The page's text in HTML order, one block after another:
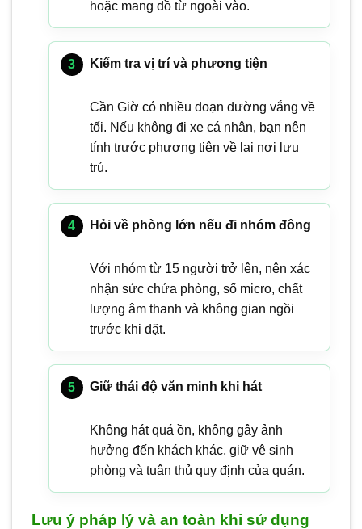
hoặc mang đồ từ ngoài vào.
Kiểm tra vị trí và phương tiện
Cần Giờ có nhiều đoạn đường vắng về
tối. Nếu không đi xe cá nhân, bạn nên
tính trước phương tiện về lại nơi lưu
trú.
Hỏi về phòng lớn nếu đi nhóm đông
Với nhóm từ 15 người trở lên, nên xác
nhận sức chứa phòng, số micro, chất
lượng âm thanh và không gian ngồi
trước khi đặt.
Giữ thái độ văn minh khi hát
Không hát quá ồn, không gây ảnh
hưởng đến khách khác, giữ vệ sinh
phòng và tuân thủ quy định của quán.
Lưu ý pháp lý và an toàn khi sử dụng